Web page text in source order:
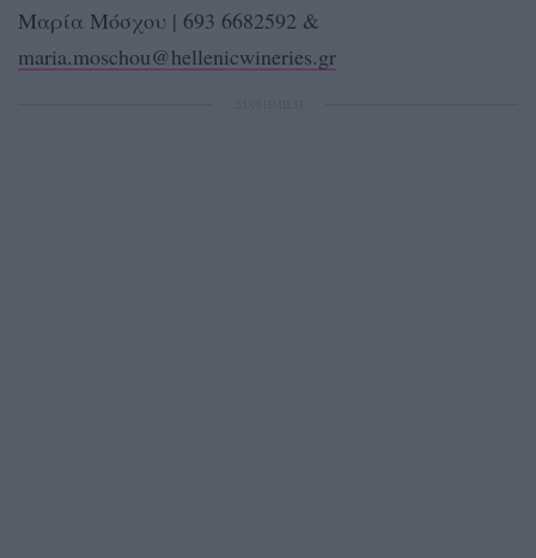
Μαρία Μόσχου | 693 6682592 &
maria.moschou@hellenicwineries.gr